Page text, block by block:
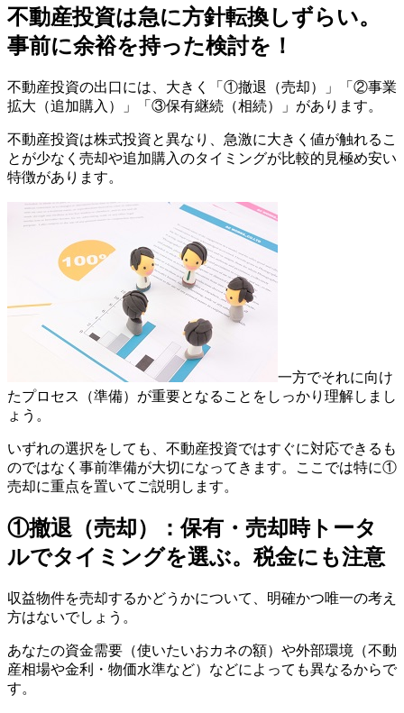
不動産投資は急に方針転換しずらい。
事前に余裕を持った検討を！
不動産投資の出口には、大きく「①撤退（売却）」「②事業
拡大（追加購入）」「③保有継続（相続）」があります。
不動産投資は株式投資と異なり、急激に大きく値が触れるこ
とが少なく売却や追加購入のタイミングが比較的見極め安い
特徴があります。
一方でそれに向け
たプロセス（準備）が重要となることをしっかり理解しまし
ょう。
いずれの選択をしても、不動産投資ではすぐに対応できるも
のではなく事前準備が大切になってきます。ここでは特に①
売却に重点を置いてご説明します。
①撤退（売却）：保有・売却時トータ
ルでタイミングを選ぶ。税金にも注意
収益物件を売却するかどうかについて、明確かつ唯一の考え
方はないでしょう。
あなたの資金需要（使いたいおカネの額）や外部環境（不動
産相場や金利・物価水準など）などによっても異なるからで
す。